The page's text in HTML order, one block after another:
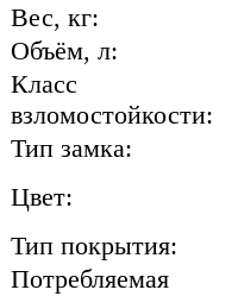
Вес, кг:
Объём, л:
Класс
взломостойкости:
Тип замка:
Цвет:
Тип покрытия:
Потребляемая